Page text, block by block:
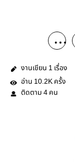
งานเขียน 1 เรื่อง
อ่าน 10.2K ครั้ง
ติดตาม 4 คน